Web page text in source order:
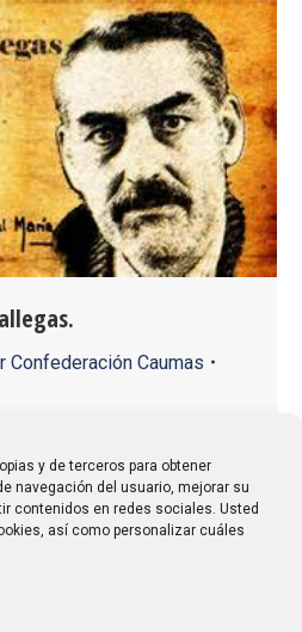
y de terceros para obtener
navegación del usuario, mejorar su
contenidos en redes sociales. Usted
así como personalizar cuáles
Confederación Caumas
María Con motivo de la
las Letras Gallegas y del
Galega de
Sénior (FEGAUS)
dedicado a la unión de las…